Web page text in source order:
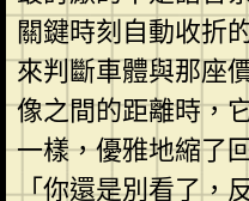
關鍵時刻自動收折
來判斷車體與那座
像之間的距離時，
一樣，優雅地縮了
「你還是別看了，